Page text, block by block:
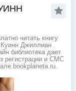
читать книгу
Джиллиан .
библиотека дает
регистрации и СМС
bookplaneta.ru.